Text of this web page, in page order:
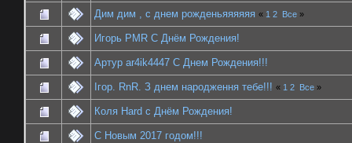
Дим дим , с днем рожденьяяяяяя « 1 2 Все »
Игорь PMR С Днём Рождения!
Артур ar4ik4447 С Днем Рождения!!!
Ігор. RnR. З днем народження тебе!!! « 1 2 Все »
Коля Hard с Днём Рождения!
С Новым 2017 годом!!!